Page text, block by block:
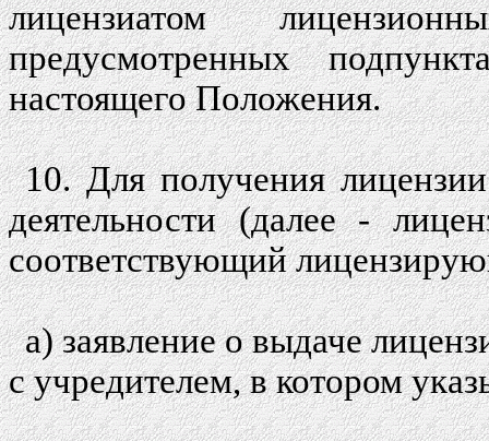
лицензиатом
предусмотренных
настоящего Положения.
10. Для получения
деятельности (далее -
соответствующий
а) заявление о выдаче
с учредителем, в котором